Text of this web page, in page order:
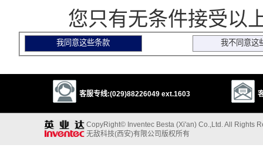
您只有无条件接受以上
客服专线:(029)88226049 ext.1603
CopyRight© Inventec Besta (Xi'an) Co.,Ltd. All Rights
无敌科技(西安)有限公司版权所有